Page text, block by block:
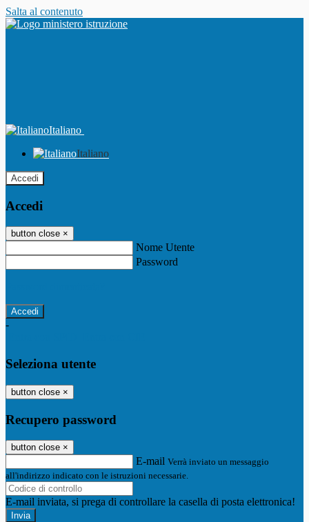
Salta al contenuto
Italiano
Italiano
Accedi
Accedi
button close ×
Nome Utente
Password
-
Seleziona utente
button close ×
Recupero password
button close ×
E-mail Verrà inviato un messaggio
all'indirizzo indicato con le istruzioni necessarie.
E-mail inviata, si prega di controllare la casella di posta elettronica!